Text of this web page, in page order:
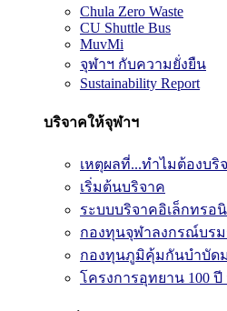
Chula Zero Waste
CU Shuttle Bus
MuvMi
จุฬาฯ กับความยั่งยืน
Sustainability Report
บริจาคให้จุฬาฯ
เหตุผลที่...ทำไมต้องบริ
เริ่มต้นบริจาค
ระบบบริจาคอิเล็กทรอ
กองทุนจุฬาลงกรณ์บร
กองทุนภูมิคุ้มกันบำบัดม
โครงการอุทยาน 100